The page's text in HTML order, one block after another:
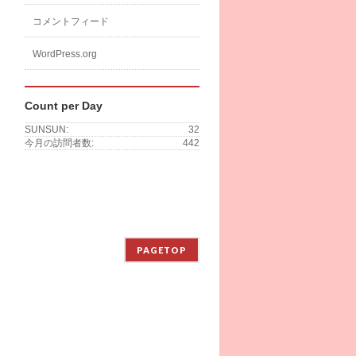
コメントフィード
WordPress.org
Count per Day
32
SUNSUN:
442
今月の訪問者数:
PAGETOP